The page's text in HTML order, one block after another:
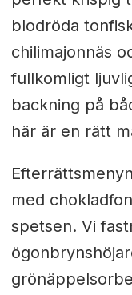
blodröda
chilimajonnäs
fullkomligt
backning på
här är en rätt
med
spetsen. Vi